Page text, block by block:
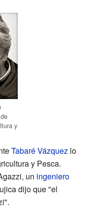
y
Tabaré Vázquez lo
y Pesca.
un ingeniero
dijo que "el